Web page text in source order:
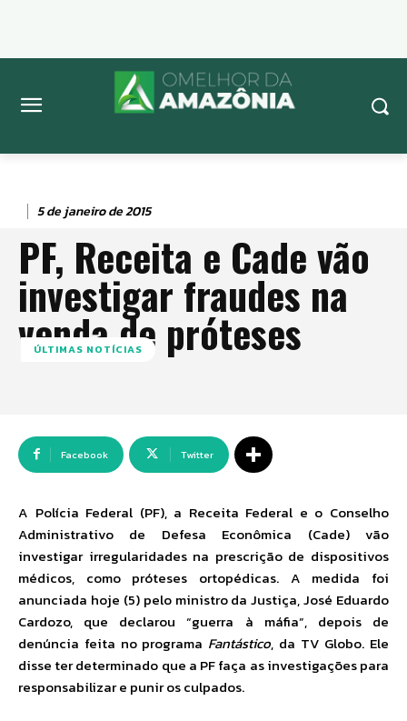
5 de janeiro de 2015
PF, Receita e Cade vão
investigar fraudes na
venda de próteses
ÚLTIMAS NOTÍCIAS
Facebook Twitter
A Polícia Federal (PF), a Receita Federal e o Conselho
Administrativo de Defesa Econômica (Cade) vão
investigar irregularidades na prescrição de dispositivos
médicos, como próteses ortopédicas. A medida foi
anunciada hoje (5) pelo ministro da Justiça, José Eduardo
Cardozo, que declarou “guerra à máfia”, depois de
denúncia feita no programa Fantástico, da TV Globo. Ele
disse ter determinado que a PF faça as investigações para
responsabilizar e punir os culpados.